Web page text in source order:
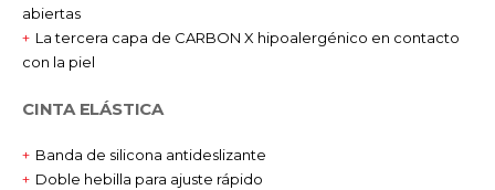
abiertas
La tercera capa de CARBON X hipoalergénico en contacto
con la piel
CINTA ELÁSTICA
Banda de silicona antideslizante
Doble hebilla para ajuste rápido